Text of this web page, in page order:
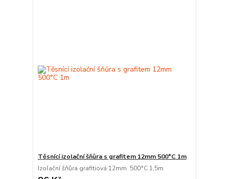
Těsnící izolační šňůra s grafitem 12mm 500°C 1m
Izolační šňůra grafitiová 12mm 500°C 1,5m